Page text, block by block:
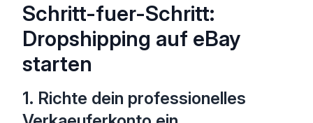
Schritt-fuer-Schritt:
Dropshipping auf eBay
starten
1. Richte dein professionelles